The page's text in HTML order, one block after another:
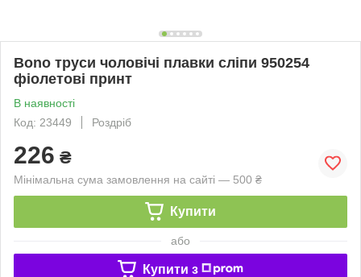
Bono труси чоловічі плавки сліпи 950254
фіолетові принт
В наявності
Код: 23449
Роздріб
226 ₴
Мінімальна сума замовлення на сайті — 500 ₴
Купити
або
Купити з